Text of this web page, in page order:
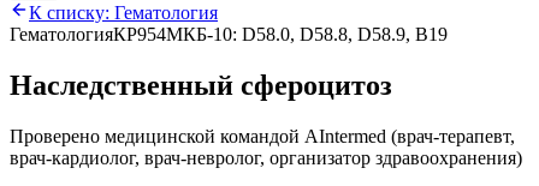
К списку: Гематология
ГематологияКР954МКБ-10: D58.0, D58.8, D58.9, B19
Наследственный сфероцитоз
Проверено медицинской командой AIntermed (врач-терапевт,
врач-кардиолог, врач-невролог, организатор здравоохранения)